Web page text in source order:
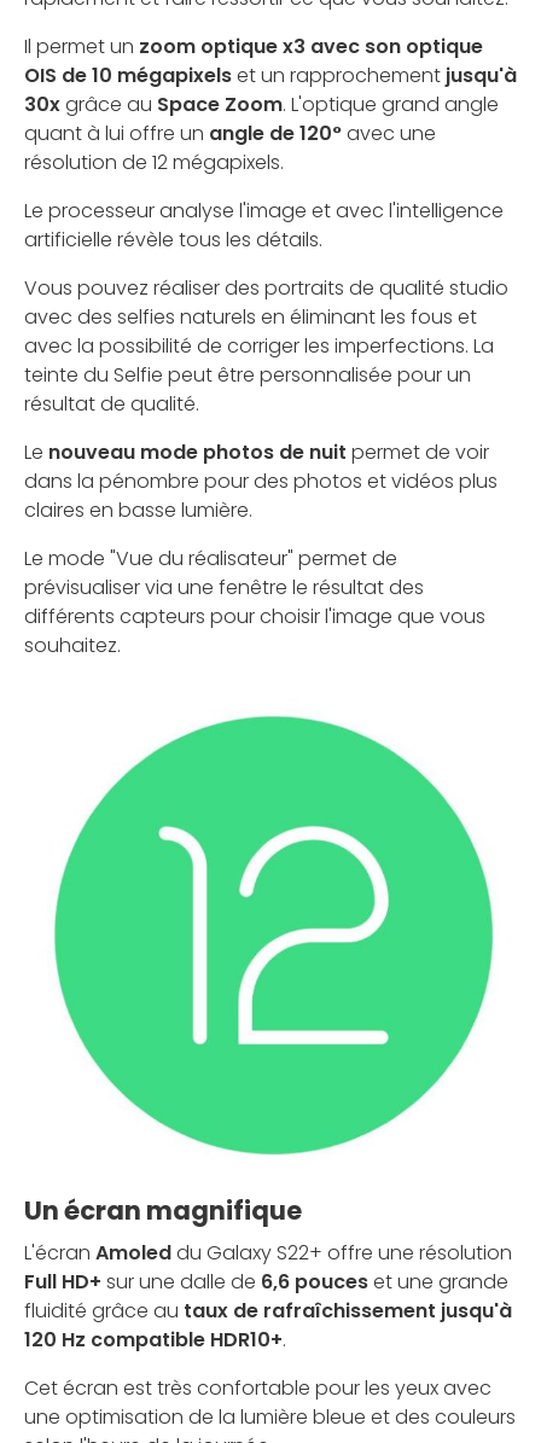
Il permet un zoom optique x3 avec son optique
OIS de 10 mégapixelset un rapprochement jusqu'à
30xgrâce au Space Zoom. L'optique grand angle
quant à lui offre un angle de 120°avec une
résolution de 12 mégapixels.
Le processeur analyse l'image et avec l'intelligence
artificielle révèle tous les détails.
Vous pouvez réaliser des portraits de qualité studio
avec des selfies naturels en éliminant les fous et
avec la possibilité de corriger les imperfections. La
teinte du Selfie peut être personnalisée pour un
résultat de qualité.
Le nouveau mode photos de nuit permet de voir
dans la pénombre pour des photos et vidéos plus
claires en basse lumière.
Le mode "Vue du réalisateur" permet de
prévisualiser via une fenêtre le résultat des
différents capteurs pour choisir l'image que vous
souhaitez.
Un écran magnifique
L'écran Amoleddu Galaxy S22+ offre une résolution
Full HD+ sur une dalle de 6,6 pouceset une grande
fluidité grâce au taux de rafraîchissement jusqu'à
120 Hz compatible HDR10+.
Cet écran est très confortable pour les yeux avec
une optimisation de la lumière bleue et des couleurs